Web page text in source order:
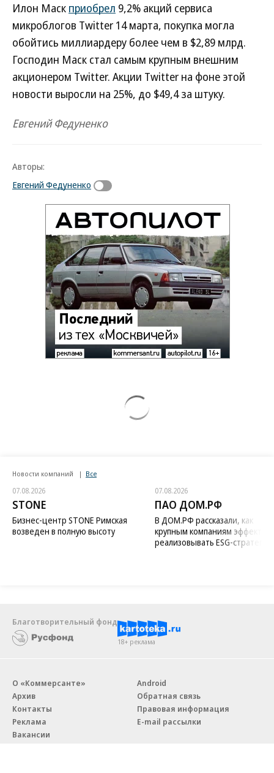
Илон Маск приобрел 9,2% акций сервиса
микроблогов Twitter 14 марта, покупка могла
обойтись миллиардеру более чем в $2,89 млрд.
Господин Маск стал самым крупным внешним
акционером Twitter. Акции Twitter на фоне этой
новости выросли на 25%, до $49,4 за штуку.
Евгений Федуненко
Авторы:
Евгений Федуненко
Новости компаний Все
07.08.2026
STONE
Бизнес-центр STONE Римская
возведен в полную высоту
07.08.2026
ПАО ДОМ.РФ
В ДОМ.РФ рассказали, как
крупным компаниям
реализовывать ESG-стратегию
Благотворительный фонд
18+ реклама
О «Коммерсанте»
Архив
Контакты
Реклама
Вакансии
Android
Обратная связь
Правовая информация
E-mail рассылки